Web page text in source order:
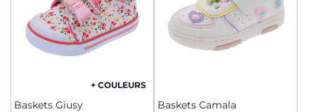
+ COULEURS
Baskets Giusy Baskets Camala